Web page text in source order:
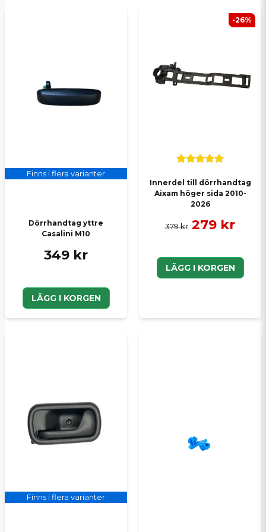
Finns i flera varianter
Dörrhandtag yttre
Casalini M10
349 kr
LÄGG I KORGEN
Innerdel till dörrhandtag
Aixam höger sida 2010-
2026
379 kr 279 kr
LÄGG I KORGEN
-26%
Finns i flera varianter